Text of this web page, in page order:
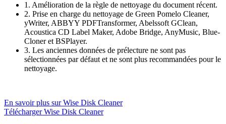
1. Amélioration de la règle de nettoyage du document récent.
2. Prise en charge du nettoyage de Green Pomelo Cleaner,
yWriter, ABBYY PDFTransformer, Abelssoft GClean,
Acoustica CD Label Maker, Adobe Bridge, AnyMusic, Blue-
Cloner et BSPlayer.
3. Les anciennes données de prélecture ne sont pas
sélectionnées par défaut et ne sont plus recommandées pour le
nettoyage.
En savoir plus sur Wise Disk Cleaner
Télécharger Wise Disk Cleaner